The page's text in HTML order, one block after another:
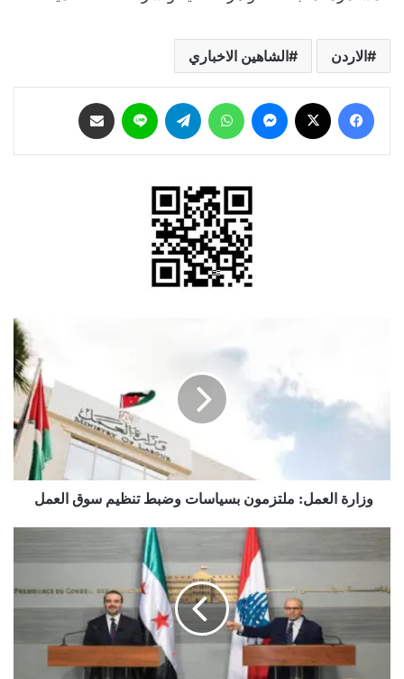
الاردن الشاهين الاخباري
فيسبوك ماسنجر واتساب تيلقرام لاين
تنظيم
وزارة العمل: ملتزمون بسياسات وضبط تنظيم سوق العمل
نعمل
على